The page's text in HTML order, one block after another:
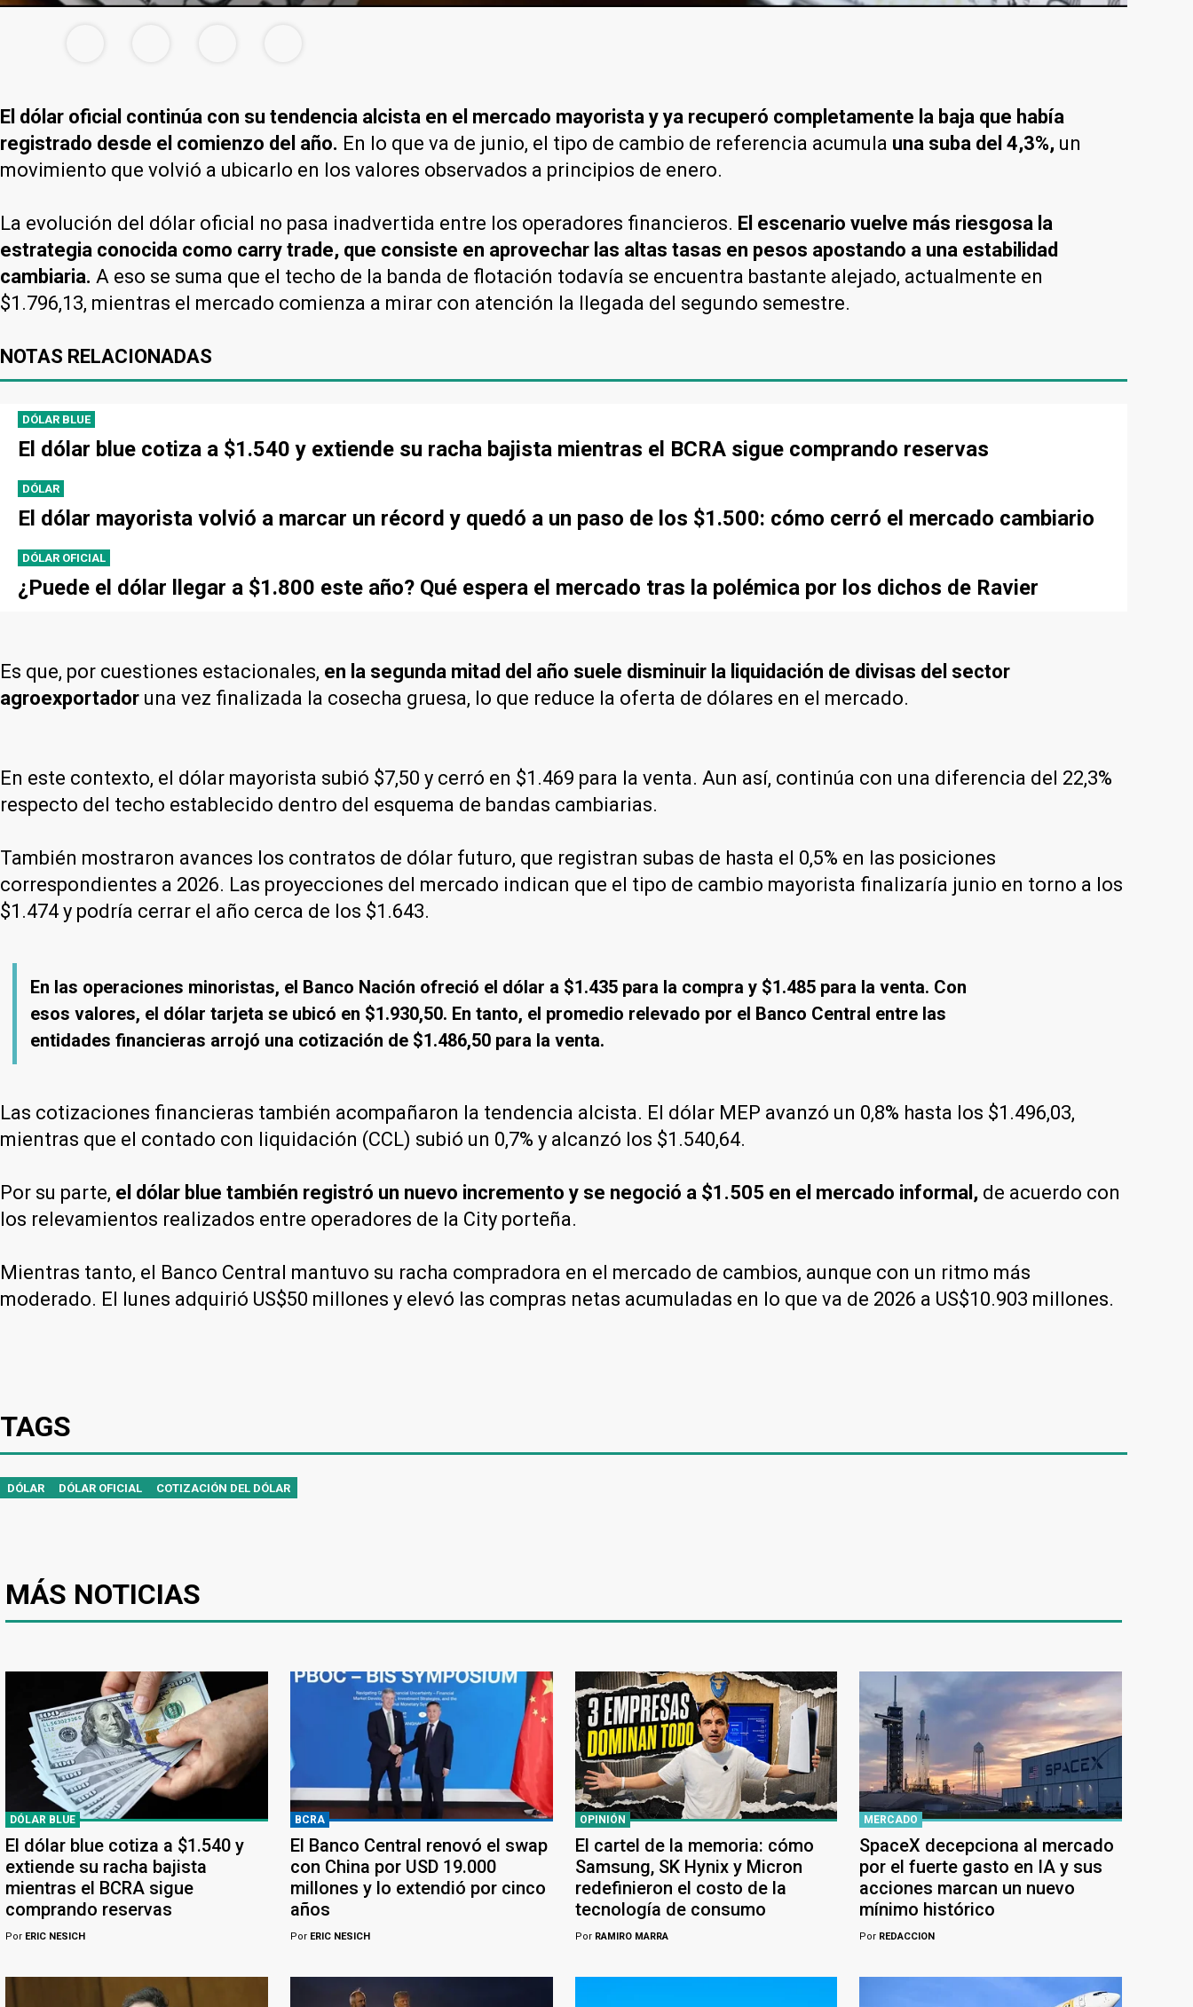
El dólar oficial continúa con su tendencia alcista en el mercado mayorista y ya recuperó completamente la baja que había
registrado desde el comienzo del año. En lo que va de junio, el tipo de cambio de referencia acumula una suba del 4,3%, un
movimiento que volvió a ubicarlo en los valores observados a principios de enero.
La evolución del dólar oficial no pasa inadvertida entre los operadores financieros. El escenario vuelve más riesgosa la
estrategia conocida como carry trade, que consiste en aprovechar las altas tasas en pesos apostando a una estabilidad
cambiaria. A eso se suma que el techo de la banda de flotación todavía se encuentra bastante alejado, actualmente en
$1.796,13, mientras el mercado comienza a mirar con atención la llegada del segundo semestre.
NOTAS RELACIONADAS
DÓLAR BLUE
El dólar blue cotiza a $1.540 y extiende su racha bajista mientras el BCRA sigue comprando reservas
DÓLAR
El dólar mayorista volvió a marcar un récord y quedó a un paso de los $1.500: cómo cerró el mercado cambiario
DÓLAR OFICIAL
¿Puede el dólar llegar a $1.800 este año? Qué espera el mercado tras la polémica por los dichos de Ravier
Es que, por cuestiones estacionales, en la segunda mitad del año suele disminuir la liquidación de divisas del sector
agroexportador una vez finalizada la cosecha gruesa, lo que reduce la oferta de dólares en el mercado.
En este contexto, el dólar mayorista subió $7,50 y cerró en $1.469 para la venta. Aun así, continúa con una diferencia del 22,3%
respecto del techo establecido dentro del esquema de bandas cambiarias.
También mostraron avances los contratos de dólar futuro, que registran subas de hasta el 0,5% en las posiciones
correspondientes a 2026. Las proyecciones del mercado indican que el tipo de cambio mayorista finalizaría junio en torno a los
$1.474 y podría cerrar el año cerca de los $1.643.
En las operaciones minoristas, el Banco Nación ofreció el dólar a $1.435 para la compra y $1.485 para la venta. Con
esos valores, el dólar tarjeta se ubicó en $1.930,50. En tanto, el promedio relevado por el Banco Central entre las
entidades financieras arrojó una cotización de $1.486,50 para la venta.
Las cotizaciones financieras también acompañaron la tendencia alcista. El dólar MEP avanzó un 0,8% hasta los $1.496,03,
mientras que el contado con liquidación (CCL) subió un 0,7% y alcanzó los $1.540,64.
Por su parte, el dólar blue también registró un nuevo incremento y se negoció a $1.505 en el mercado informal, de acuerdo con
los relevamientos realizados entre operadores de la City porteña.
Mientras tanto, el Banco Central mantuvo su racha compradora en el mercado de cambios, aunque con un ritmo más
moderado. El lunes adquirió US$50 millones y elevó las compras netas acumuladas en lo que va de 2026 a US$10.903 millones.
TAGS
DÓLAR DÓLAR OFICIAL COTIZACIÓN DEL DÓLAR
MÁS NOTICIAS
DÓLAR BLUE
El dólar blue cotiza a $1.540 y
extiende su racha bajista
mientras el BCRA sigue
comprando reservas
Por ERIC NESICH
BCRA
El Banco Central renovó el swap
con China por USD 19.000
millones y lo extendió por cinco
años
PorERIC NESICH
OPINIÓN
El cartel de la memoria: cómo
Samsung, SK Hynix y Micron
redefinieron el costo de la
tecnología de consumo
PorRAMIRO MARRA
MERCADO
SpaceX decepciona al mercado
por el fuerte gasto en IA y sus
acciones marcan un nuevo
mínimo histórico
Por REDACCION